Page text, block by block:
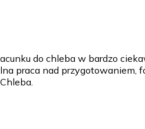
do chleba w bardzo
praca nad przygotowaniem,